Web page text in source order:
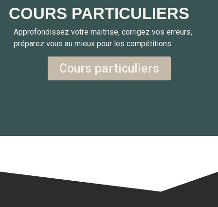
COURS PARTICULIERS
Approfondissez votre maitrise, corrigez vos erreurs,
préparez vous au mieux pour les compétitions…
Cours particuliers